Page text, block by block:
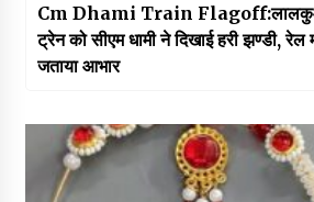
Cm Dhami Train Flagoff:लालकुआं-
ट्रेन को सीएम धामी ने दिखाई हरी झण्डी, रेल
जताया आभार